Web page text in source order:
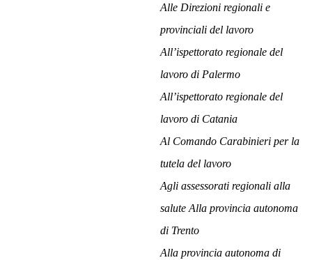
Alle Direzioni regionali e
provinciali del lavoro
All’ispettorato regionale del
lavoro di Palermo
All’ispettorato regionale del
lavoro di Catania
Al Comando Carabinieri per la
tutela del lavoro
Agli assessorati regionali alla
salute Alla provincia autonoma
di Trento
Alla provincia autonoma di